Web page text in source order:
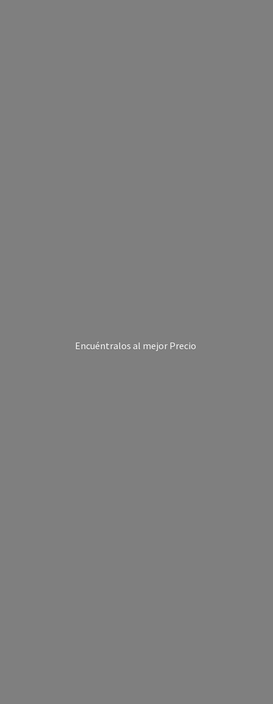
Encuéntralos al mejor Precio